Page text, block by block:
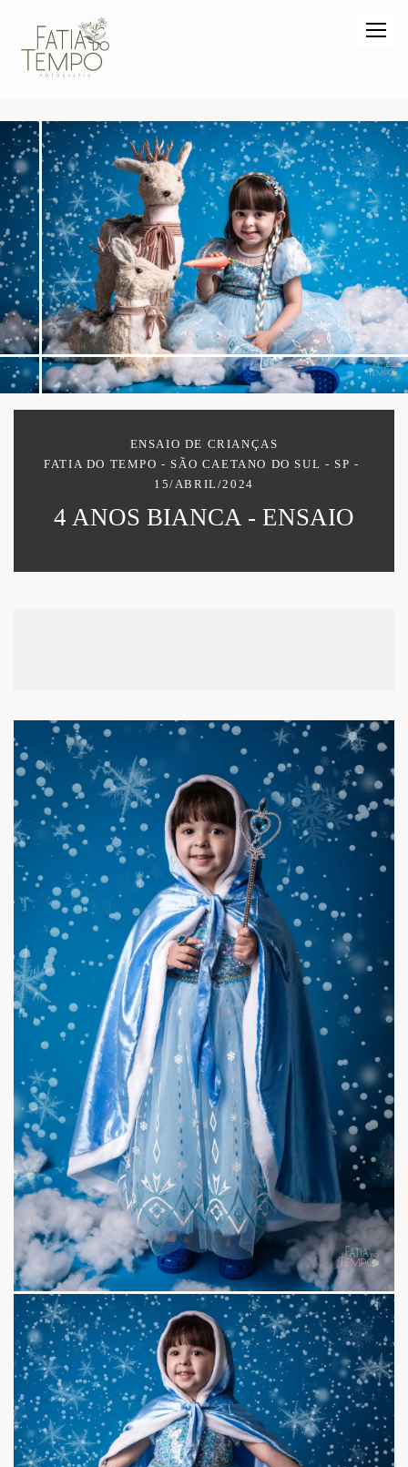
ENSAIO DE CRIANÇAS
FATIA DO TEMPO - SÃO CAETANO DO SUL - SP
15/ABRIL/2024
4 ANOS BIANCA - ENSAIO